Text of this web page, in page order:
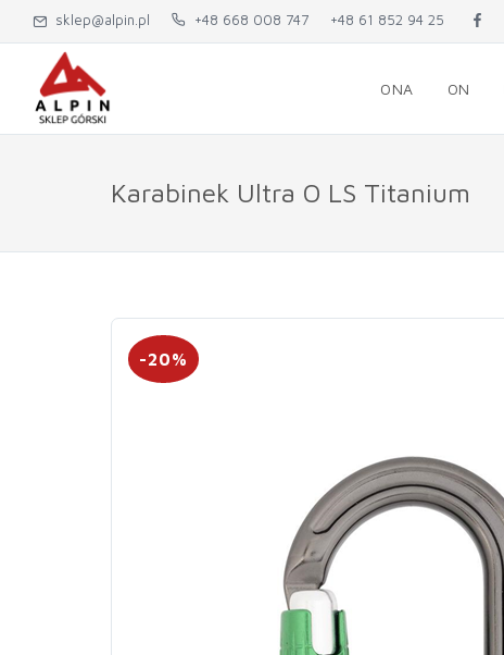
sklep@alpin.pl +48 668 008 747 +48 61 852 94 25
ONA ON
Karabinek Ultra O LS Titanium
-20%